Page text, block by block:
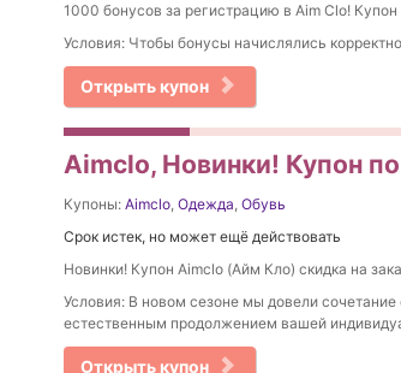
1000 бонусов за регистрацию в Aim Clo!
Условия: Чтобы бонусы начислялись
Открыть купон
Aimclo, Новинки! Купон
Купоны: Aimclo, Одежда, Обувь
Срок истек, но может ещё действовать
Новинки! Купон Aimclo (Айм Кло) скидка на
Условия: В новом сезоне мы довели
естественным продолжением вашей
Открыть купон